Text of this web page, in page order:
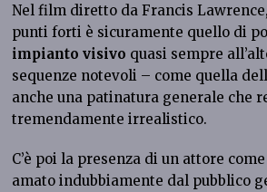
Nel film diretto da Francis
punti forti è sicuramente quello di
impianto visivo quasi sempre
sequenze notevoli – come quella
anche una patinatura generale che
tremendamente irrealistico.
C’è poi la presenza di un attore
amato indubbiamente dal pubblico